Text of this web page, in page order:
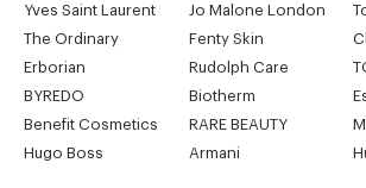
Yves Saint Laurent
Jo Malone London
The Ordinary
Fenty Skin
Erborian
Rudolph Care
BYREDO
Biotherm
Benefit Cosmetics
RARE BEAUTY
Hugo Boss
Armani